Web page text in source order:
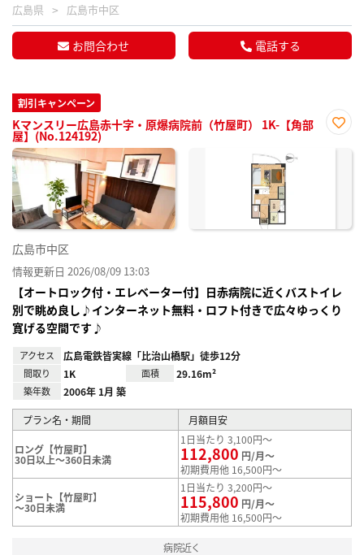
広島県 広島市中区
お問合わせ 電話する
割引キャンペーン
Kマンスリー広島赤十字・原爆病院前（竹屋町） 1K-【角部
屋】(No.124192)
に入
広島市中区
情報更新日 2026/08/09 13:03
【オートロック付・エレベーター付】日赤病院に近くバストイレ
別で眺め良し♪インターネット無料・ロフト付きで広々ゆっくり
寛げる空間です♪
アクセス 広島電鉄皆実線「比治山橋駅」徒歩12分
間取り 1K 面積 29.16m²
築年数 2006年 1月 築
プラン名・期間 月額目安
ロング【竹屋町】
30日以上～360日未満
1日当たり 3,100円～
112,800 円/月～
初期費用他 16,500円～
ショート【竹屋町】
～30日未満
1日当たり 3,200円～
115,800 円/月～
初期費用他 16,500円～
病院近く